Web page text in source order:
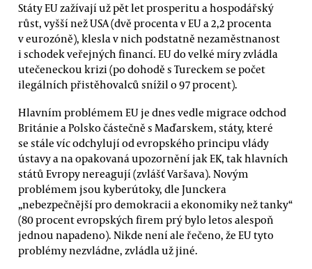
Státy EU zažívají už pět let prosperitu a hospodářský
růst, vyšší než USA (dvě procenta v EU a 2,2 procenta
v eurozóně), klesla v nich podstatně nezaměstnanost
i schodek veřejných financí. EU do velké míry zvládla
utečeneckou krizi (po dohodě s Tureckem se počet
ilegálních přistěhovalců snížil o 97 procent).
Hlavním problémem EU je dnes vedle migrace odchod
Británie a Polsko částečně s Maďarskem, státy, které
se stále víc odchylují od evropského principu vlády
ústavy a na opakovaná upozornění jak EK, tak hlavních
států Evropy nereagují (zvlášť Varšava). Novým
problémem jsou kyberútoky, dle Junckera
„nebezpečnější pro demokracii a ekonomiky než tanky“
(80 procent evropských firem prý bylo letos alespoň
jednou napadeno). Nikde není ale řečeno, že EU tyto
problémy nezvládne, zvládla už jiné.